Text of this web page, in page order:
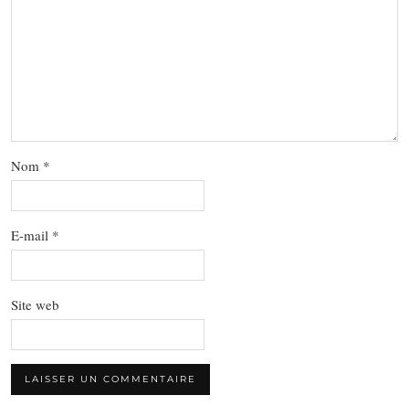
Nom *
E-mail *
Site web